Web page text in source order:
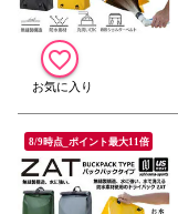
8/9時点_ポイント最大11倍